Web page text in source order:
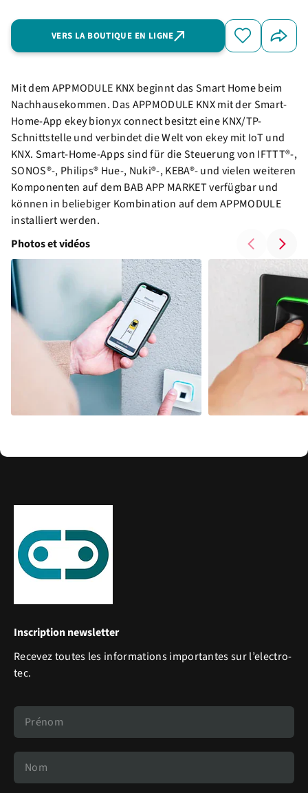
VERS LA BOUTIQUE EN LIGNE
Mit dem APPMODULE KNX beginnt das Smart Home beim
Nachhausekommen. Das APPMODULE KNX mit der Smart-
Home-App ekey bionyx connect besitzt eine KNX/TP-
Schnittstelle und verbindet die Welt von ekey mit IoT und
KNX. Smart-Home-Apps sind für die Steuerung von IFTTT®-,
SONOS®-, Philips® Hue-, Nuki®-, KEBA®- und vielen weiteren
Komponenten auf dem BAB APP MARKET verfügbar und
können in beliebiger Kombination auf dem APPMODULE
installiert werden.
Photos et vidéos
Inscription newsletter
Recevez toutes les informations importantes sur l’electro-
tec.